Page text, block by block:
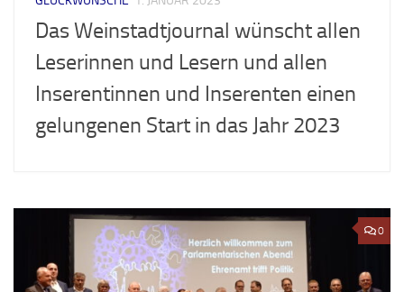
Das Weinstadtjournal wünscht allen
Leserinnen und Lesern und allen
Inserentinnen und Inserenten einen
gelungenen Start in das Jahr 2023
0